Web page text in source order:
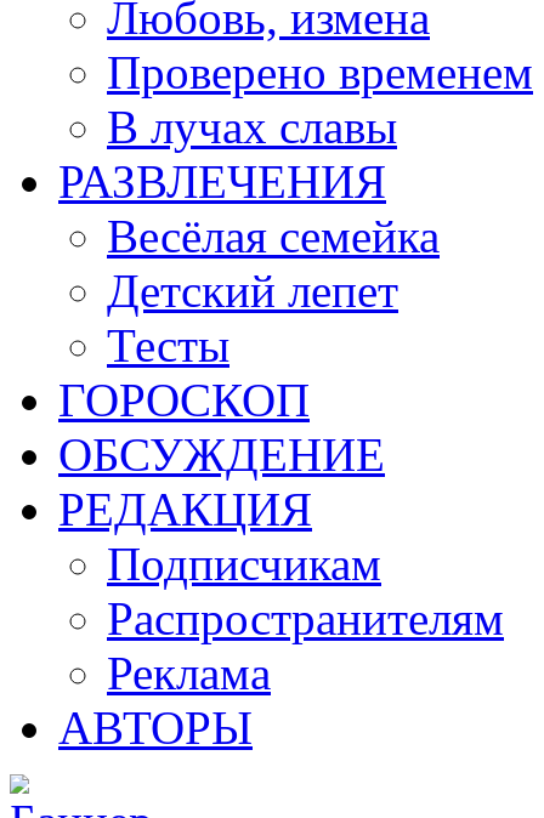
Любовь, измена
Проверено временем
В лучах славы
РАЗВЛЕЧЕНИЯ
Весёлая семейка
Детский лепет
Тесты
ГОРОСКОП
ОБСУЖДЕНИЕ
РЕДАКЦИЯ
Подписчикам
Распространителям
Реклама
АВТОРЫ